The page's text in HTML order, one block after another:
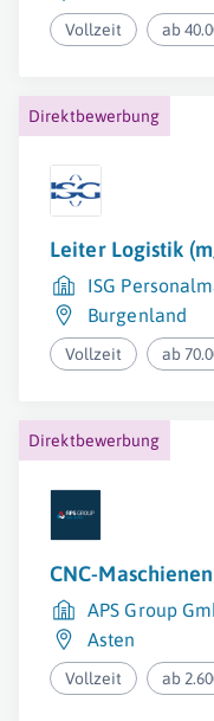
Vollzeit ab
Direktbewerbung
Leiter Logistik
ISG
Burgenland
Vollzeit ab
Direktbewerbung
CNC-
APS Group
Asten
Vollzeit ab